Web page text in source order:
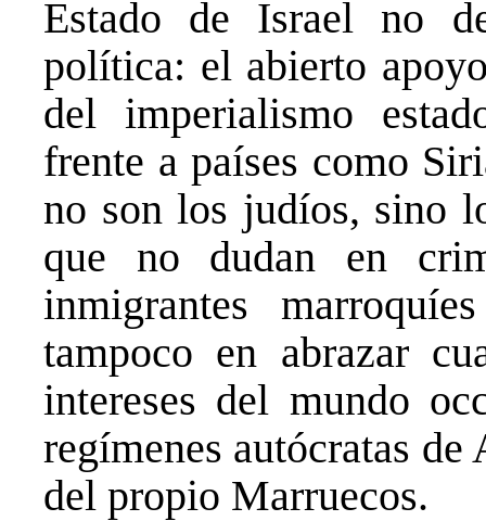
Estado de Israel no
política: el abierto
del imperialismo
frente a países como
no son los judíos, sino
que no dudan en
inmigrantes
tampoco en abrazar
intereses del mundo
regímenes autócratas
del propio Marruecos.